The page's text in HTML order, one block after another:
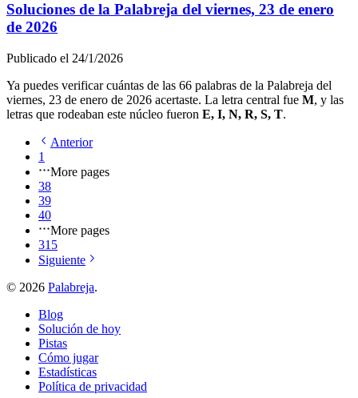
Soluciones de la Palabreja del viernes, 23 de enero
de 2026
Publicado el 24/1/2026
Ya puedes verificar cuántas de las 66 palabras de la Palabreja del
viernes, 23 de enero de 2026 acertaste. La letra central fue M, y las
letras que rodeaban este núcleo fueron E, I, N, R, S, T.
Anterior
1
More pages
38
39
40
More pages
315
Siguiente
© 2026 Palabreja.
Blog
Solución de hoy
Pistas
Cómo jugar
Estadísticas
Política de privacidad